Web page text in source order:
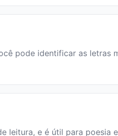
pode identificar as letras
leitura, e é útil para poesia